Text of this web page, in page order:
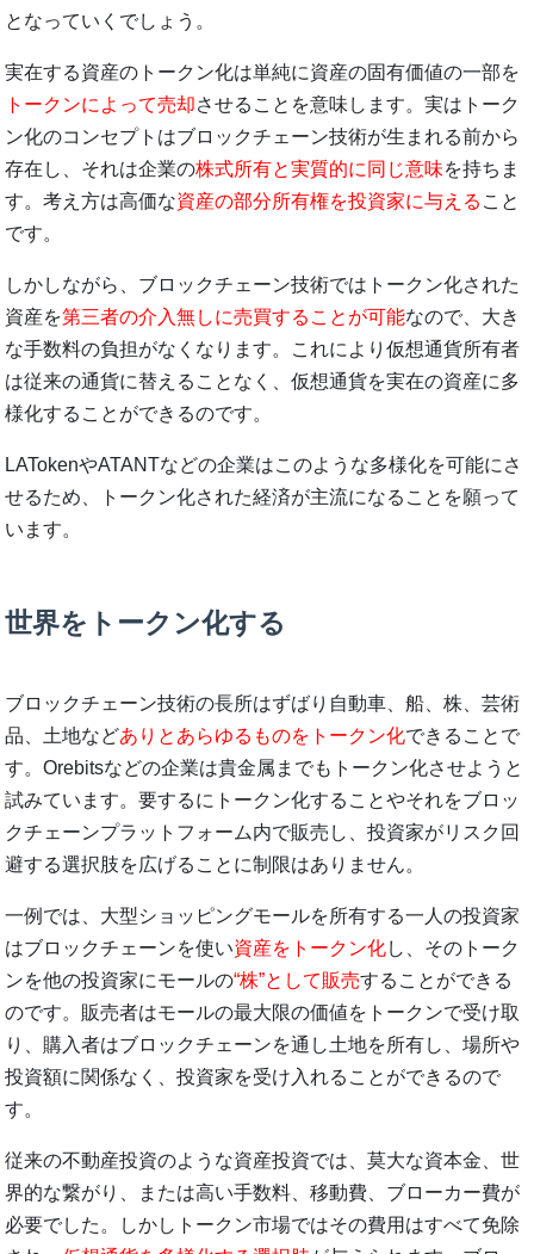
となっていくでしょう。
実在する資産のトークン化は単純に資産の固有価値の一部を
トークンによって売却させることを意味します。実はトーク
ン化のコンセプトはブロックチェーン技術が生まれる前から
存在し、それは企業の株式所有と実質的に同じ意味を持ちま
す。考え方は高価な資産の部分所有権を投資家に与える こと
です。
しかしながら、ブロックチェーン技術ではトークン化された
資産を第三者の介入無しに売買することが可能なので、大き
な手数料の負担がなくなります。これにより仮想通貨所有者
は従来の通貨に替えることなく、仮想通貨を実在の資産に多
様化することができるのです。
LATokenやATANTなどの企業はこのような多様化を可能にさ
せるため、トークン化された経済が主流になることを願って
います。
世界をトークン化する
ブロックチェーン技術の長所はずばり自動車、船、株、芸術
品、土地などありとあらゆるものをトークン化できることで
す。Orebitsなどの企業は貴金属までもトークン化させようと
試みています。要するにトークン化することやそれをブロッ
クチェーンプラットフォーム内で販売し、投資家がリスク回
避する選択肢を広げることに制限はありません。
一例では、大型ショッピングモールを所有する一人の投資家
はブロックチェーンを使い資産をトークン化し、そのトーク
ンを他の投資家にモールの“株”として販売することができる
のです。販売者はモールの最大限の価値をトークンで受け取
り、購入者はブロックチェーンを通し土地を所有し、場所や
投資額に関係なく、投資家を受け入れることができるので
す。
従来の不動産投資のような資産投資では、莫大な資本金、世
界的な繋がり、または高い手数料、移動費、ブローカー費が
必要でした。しかしトークン市場ではその費用はすべて免除